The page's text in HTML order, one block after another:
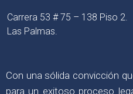
Carrera 53 # 75 – 138 Piso 2.
Las Palmas.
Con una sólida convicción
para un exitoso proceso